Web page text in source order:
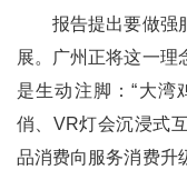
报告提出要做强服
展。广州正将这一理
是生动注脚：“大湾
俏、VR灯会沉浸式
品消费向服务消费升